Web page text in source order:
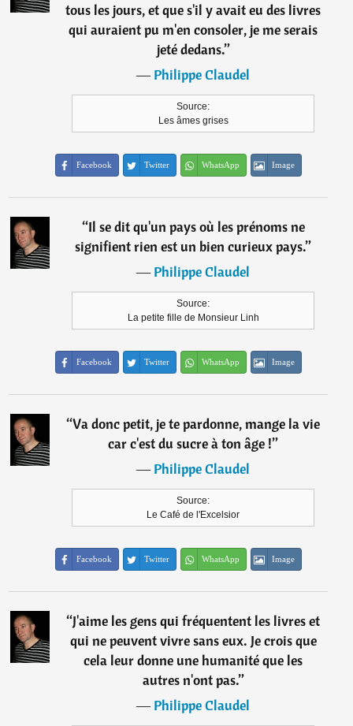
tous les jours, et que s'il y avait eu des livres
qui auraient pu m'en consoler, je me serais
jeté dedans.”
―Philippe Claudel
Source:
Les âmes grises
Facebook Twitter WhatsApp Image
“Il se dit qu'un pays où les prénoms ne
signifient rien est un bien curieux pays.”
―Philippe Claudel
Source:
La petite fille de Monsieur Linh
Facebook Twitter WhatsApp Image
“Va donc petit, je te pardonne, mange la vie
car c'est du sucre à ton âge !”
―Philippe Claudel
Source:
Le Café de l'Excelsior
Facebook Twitter WhatsApp Image
“J'aime les gens qui fréquentent les livres et
qui ne peuvent vivre sans eux. Je crois que
cela leur donne une humanité que les
autres n'ont pas.”
―Philippe Claudel